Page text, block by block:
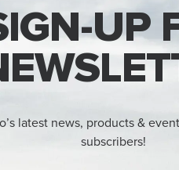
UP
latest news, products &
subscribers!